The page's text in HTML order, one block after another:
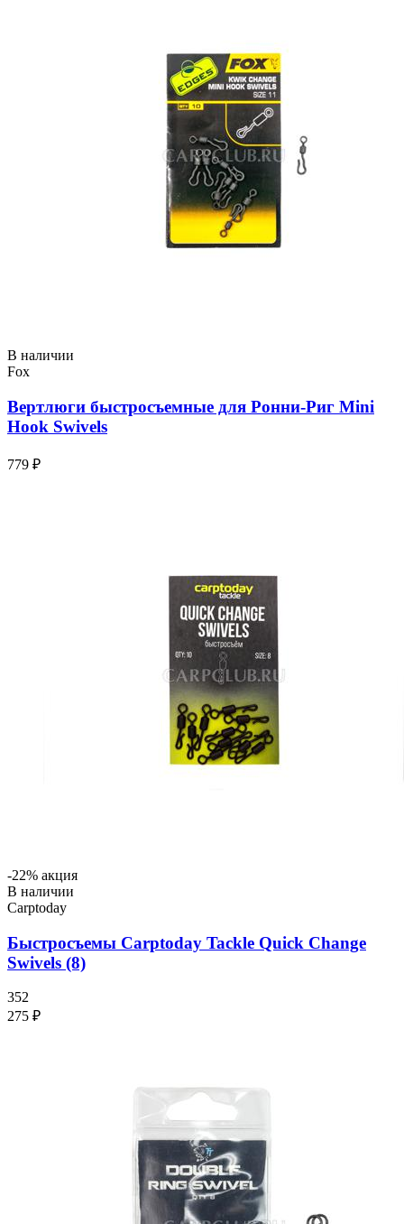
В наличии
Fox
Вертлюги быстросъемные для Ронни-Риг Mini
Hook Swivels
779 ₽
-22% акция
В наличии
Carptoday
Быстросъемы Carptoday Tackle Quick Change
Swivels (8)
352
275 ₽